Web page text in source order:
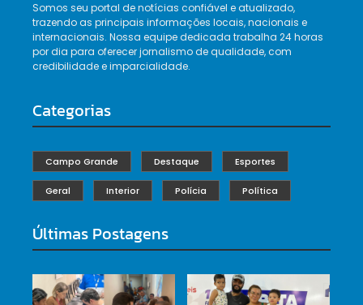
Somos seu portal de notícias confiável e atualizado,
trazendo as principais informações locais, nacionais e
internacionais. Nossa equipe dedicada trabalha 24 horas
por dia para oferecer jornalismo de qualidade, com
credibilidade e imparcialidade.
Categorias
Campo Grande Destaque Esportes
Geral Interior Polícia Política
Últimas Postagens